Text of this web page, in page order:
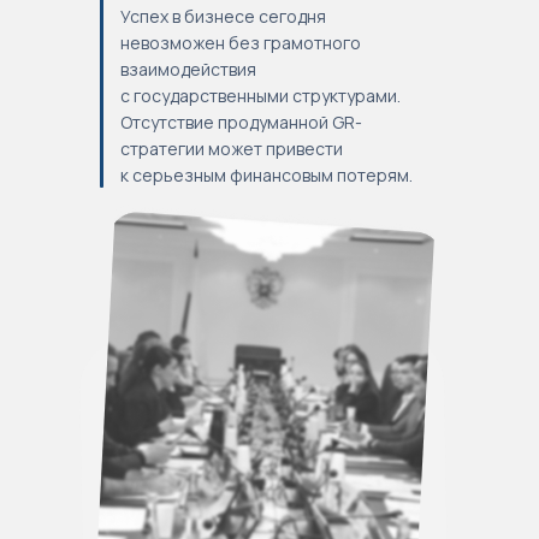
Успех в бизнесе сегодня
невозможен без грамотного
взаимодействия
с государственными структурами.
Отсутствие продуманной GR-
стратегии может привести
к серьезным финансовым потерям.